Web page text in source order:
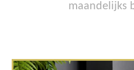
maandelijks